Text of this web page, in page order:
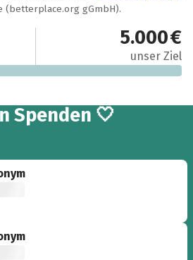
(betterplace.org gGmbH).
5.000 €
unser Ziel
4
Spenden 🤍